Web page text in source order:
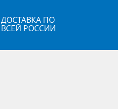
ДОСТАВКА ПО
ВСЕЙ РОССИИ